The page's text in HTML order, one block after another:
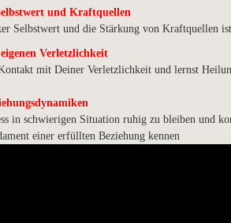
und Kraftquellen
Selbstwert und die Stärkung von Kraftquellen
Verletzlichkeit
mit Deiner Verletzlichkeit und lernst
in schwierigen Situation ruhig zu bleiben und
einer erfüllten Beziehung kennen